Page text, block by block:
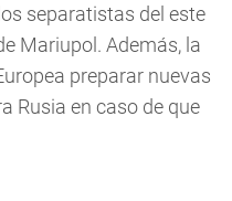
separatistas del este
Mariupol. Además, la
preparar nuevas
Rusia en caso de que